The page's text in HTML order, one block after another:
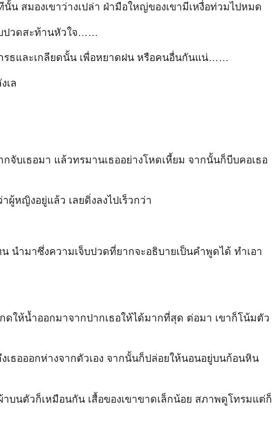
น สมองเขาว่างเปล่า ฝ่ามือใหญ่ของเขามีเหงื่อท่วมไปหมด
ปวดสะท้านหัวใจ……
กรธและเกลียดนั้น เพื่อหยาดฝน หรือคนอื่นกันแน่……
เล
บเธอมา แล้วทรมานเธออย่างโหดเหี้ยม จากนั้นก็บีบคอเธอ
ผู้หญิงอยู่แล้ว เลยดิ่งลงไปเร็วกว่า
นำมาซึ่งความเจ็บปวดที่ยากจะอธิบายเป็นคำพูดได้ ทำเอา
ดให้น้ำออกมาจากปากเธอให้ได้มากที่สุด ต่อมา เขาก็โน้มตัว
เธอออกห่างจากตัวเอง จากนั้นก็ปล่อยให้นอนอยู่บนก้อนหิน
าบนตัวก็เหมือนกัน เสื้อของเขาขาดเล็กน้อย สภาพดูโทรมแต่ก็